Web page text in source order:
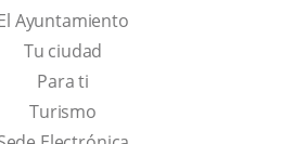
Ayuntamiento
Tu ciudad
Para ti
TurismoThis